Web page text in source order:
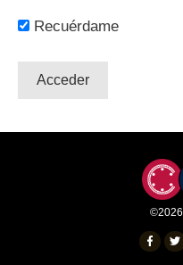
Recuérdame
©2026